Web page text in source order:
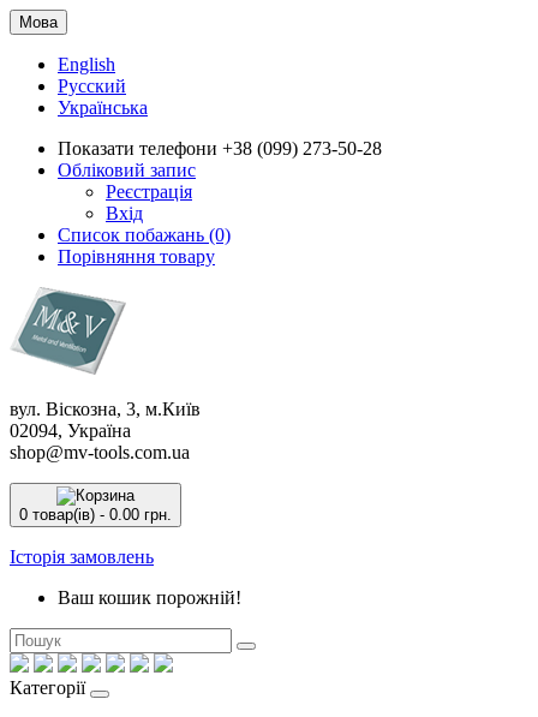
Мова
English
Русский
Українська
Показати телефони +38 (099) 273-50-28
Обліковий запис
Реєстрація
Вхід
Список побажань (0)
Порівняння товару
вул. Віскозна, 3, м.Київ
02094, Україна
shop@mv-tools.com.ua
0 товар(ів) - 0.00 грн.
Історія замовлень
Ваш кошик порожній!
Категорії